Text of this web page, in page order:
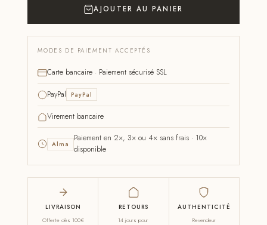
AJOUTER AU PANIER
MODES DE PAIEMENT ACCEPTÉS
Carte bancaire · Paiement sécurisé SSL
PayPal PayPal
Virement bancaire
Alma
Paiement en 2×, 3× ou 4× sans frais · 10×
disponible
LIVRAISON
Offerte dès 100€
RETOURS
14 jours pour
AUTHENTICITÉ
Revendeur